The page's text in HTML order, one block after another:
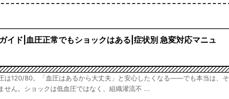
イド|血圧正常でもショックはある|症状別 急変対応マニュ
は120/80。「血圧はあるから大丈夫」と安心したくなる――でも本当は、そ
せん。ショックは低血圧ではなく、組織灌流不 ...